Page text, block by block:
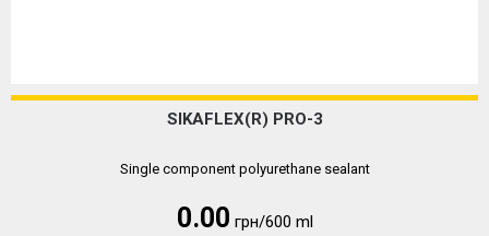
SIKAFLEX(R) PRO-3
Single component polyurethane sealant
0.00 грн/600 ml